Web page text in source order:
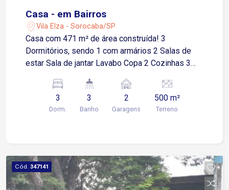
Casa - em Bairros
Vila Elza - Sorocaba/SP
Casa com 471 m² de área construída! 3
Dormitórios, sendo 1 com armários 2 Salas de
estar Sala de jantar Lavabo Copa 2 Cozinhas 3
Vagas de garagem cobertas * Ótimo terreno, com
possibilidade para construção de prédio!
3
Dorm.
3
Banho
2
Garagens
500 m²
Terreno
Cód. 347141